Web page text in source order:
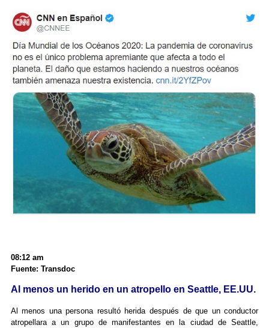
08:12 am
Fuente: Transdoc
Al menos un herido en un atropello en Seattle, EE.UU.
Al menos una persona resultó herida después de que un conductor
atropellara a un grupo de manifestantes en la ciudad de Seattle,